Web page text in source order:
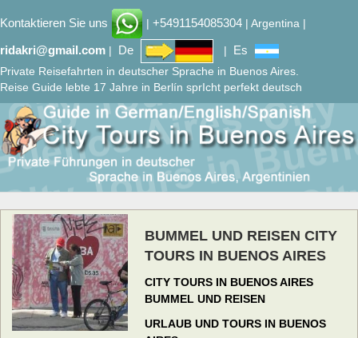
Kontaktieren Sie uns | +5491154085304 | Argentina |
ridakri@gmail.com | De | Es
Private Reisefahrten in deutscher Sprache in Buenos Aires.
Reise Guide lebte 17 Jahre in Berlín sprIcht perfekt deutsch
BUMMEL UND REISEN CITY
TOURS IN BUENOS AIRES
CITY TOURS IN BUENOS AIRES
BUMMEL UND REISEN
URLAUB UND TOURS IN BUENOS